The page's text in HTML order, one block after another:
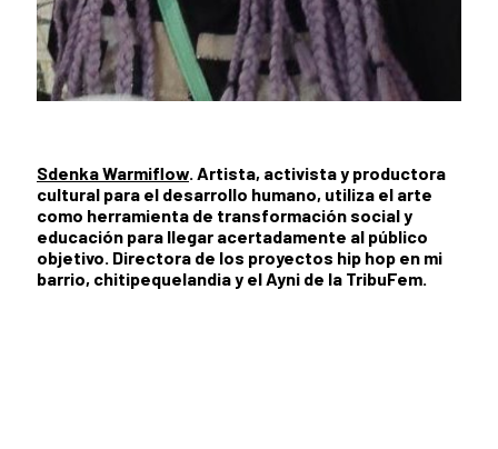
Sdenka Warmiflow. Artista, activista y productora
cultural para el desarrollo humano, utiliza el arte
como herramienta de transformación social y
educación para llegar acertadamente al público
objetivo. Directora de los proyectos hip hop en mi
barrio, chitipequelandia y el Ayni de la TribuFem.